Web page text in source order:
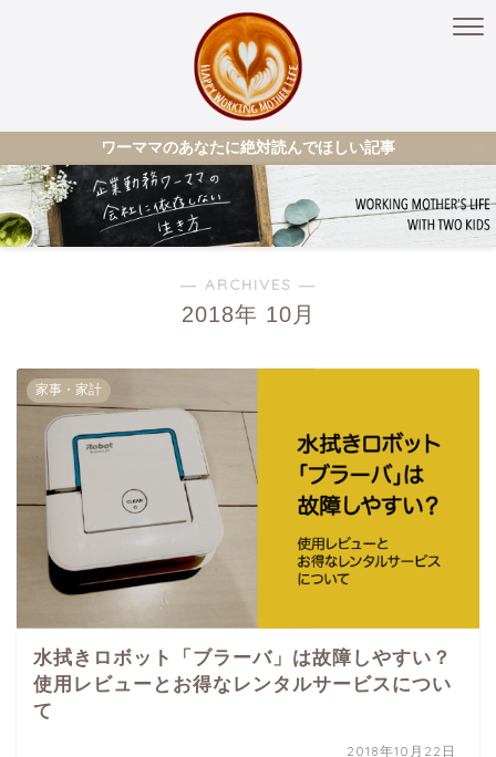
ワーママのあなたに絶対読んでほしい記事
― ARCHIVES ―
2018年 10月
家事・家計
水拭きロボット「ブラーバ」は故障しやすい？
使用レビューとお得なレンタルサービスについ
て
2018年10月22日